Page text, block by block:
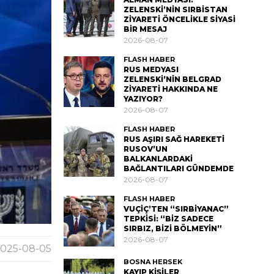
08-05
ZELENSKİ’NİN SIRBİSTAN
ZİYARETİ ÖNCELİKLE SİYASİ
BİR MESAJ
2026-08-07
FLASH HABER
RUS MEDYASI
ZELENSKİ’NİN BELGRAD
ZİYARETİ HAKKINDA NE
YAZIYOR?
2026-08-07
FLASH HABER
RUS AŞIRI SAĞ HAREKETİ
RUSOV’UN
BALKANLARDAKİ
BAĞLANTILARI GÜNDEMDE
2026-08-07
FLASH HABER
VUÇİÇ’TEN “SIRBİYANAC”
TEPKİSİ: “BİZ SADECE
SIRBIZ, BİZİ BÖLMEYİN”
2026-08-07
BOSNA HERSEK
KAYIP KİŞİLER